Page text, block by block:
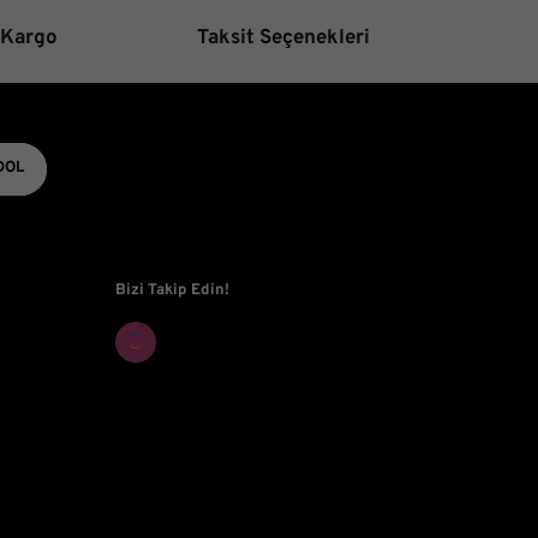
Taksit Seçenekleri
Bizi Takip Edin!